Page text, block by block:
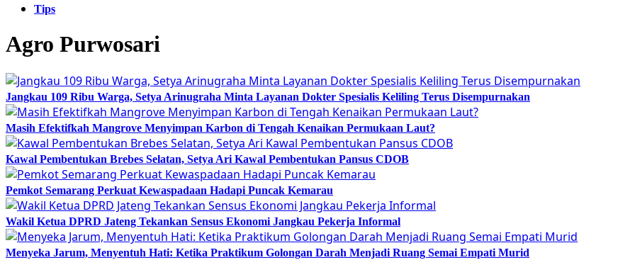
Tips
Agro Purwosari
Jangkau 109 Ribu Warga, Setya Arinugraha Minta Layanan Dokter Spesialis Keliling Terus Disempurnakan
Masih Efektifkah Mangrove Menyimpan Karbon di Tengah Kenaikan Permukaan Laut?
Kawal Pembentukan Brebes Selatan, Setya Ari Kawal Pembentukan Pansus CDOB
Pemkot Semarang Perkuat Kewaspadaan Hadapi Puncak Kemarau
Wakil Ketua DPRD Jateng Tekankan Sensus Ekonomi Jangkau Pekerja Informal
Menyeka Jarum, Menyentuh Hati: Ketika Praktikum Golongan Darah Menjadi Ruang Semai Empati Murid